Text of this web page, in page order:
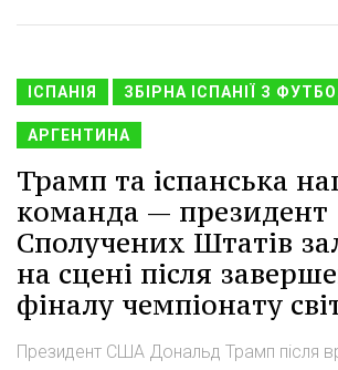
ІСПАНІЯ ЗБІРНА ІСПАНІЇ З
АРГЕНТИНА
Трамп та іспанська
команда — президент
Сполучених Штатів
на сцені після
фіналу чемпіонату
Президент США Дональд Трамп після